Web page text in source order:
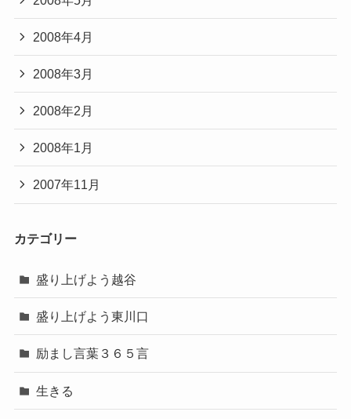
2008年4月
2008年3月
2008年2月
2008年1月
2007年11月
カテゴリー
盛り上げよう越谷
盛り上げよう東川口
励まし言葉３６５言
生きる